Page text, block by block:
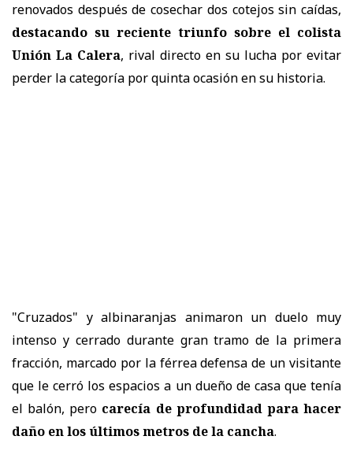
renovados después de cosechar dos cotejos sin caídas,
destacando su reciente triunfo sobre el colista
Unión La Calera, rival directo en su lucha por evitar
perder la categoría por quinta ocasión en su historia.
"Cruzados" y albinaranjas animaron un duelo muy
intenso y cerrado durante gran tramo de la primera
fracción, marcado por la férrea defensa de un visitante
que le cerró los espacios a un dueño de casa que tenía
el balón, pero carecía de profundidad para hacer
daño en los últimos metros de la cancha.